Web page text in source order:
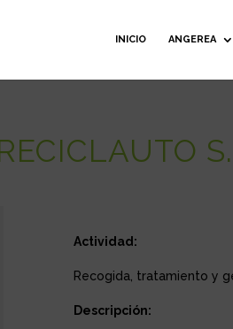
INICIO ANGEREA
Actividad:
Recogida, tratamiento y
Descripción: